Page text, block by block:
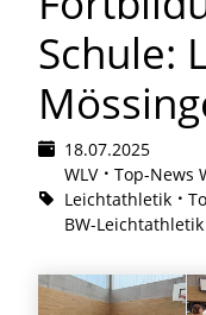
Schule:
18.07.2025
WLV
Top-News
Leichtathletik
BW-Leichtathletik